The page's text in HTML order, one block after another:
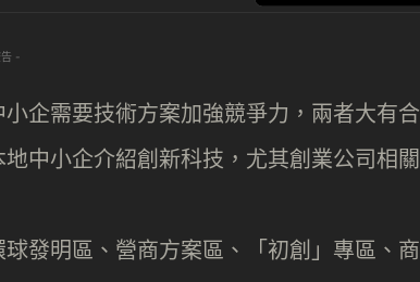
-
企需要技術方案加強競爭力，兩者大有合
中小企介紹創新科技，尤其創業公司相關
發明區、營商方案區、「初創」專區、商